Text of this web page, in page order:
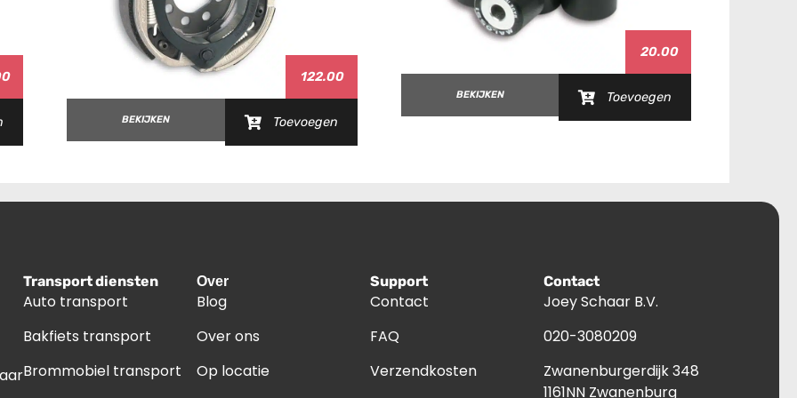
122.00
BEKIJKEN Toevoegen
20.00
BEKIJKEN Toevoegen
Transport diensten
Auto transport
Bakfiets transport
Brommobiel transport
Over
Blog
Over ons
Op locatie
Support
Contact
FAQ
Verzendkosten
Contact
Joey Schaar B.V.
020-3080209
Zwanenburgerdijk 348
1161NN Zwanenburg